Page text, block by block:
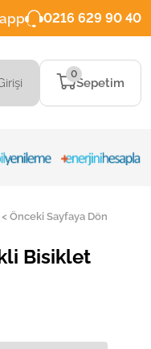
0216 629 90 40
Sepetim
0
< Önceki Sayfaya Dön
Bisiklet